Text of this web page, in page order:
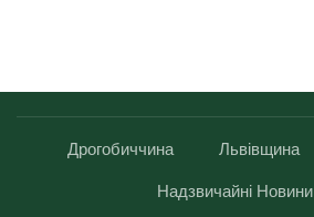
Дрогобиччина Львівщина
Надзвичайні Новини